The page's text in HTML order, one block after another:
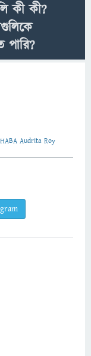
কী কী?
পারি?
HABA Audrita Roy